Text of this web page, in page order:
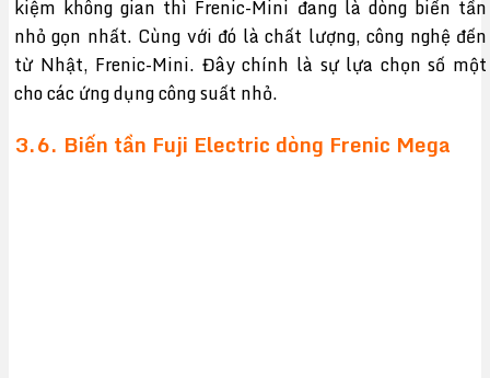
kiệm không gian thì Frenic-Mini đang là dòng biến tần
nhỏ gọn nhất. Cùng với đó là chất lượng, công nghệ đến
từ Nhật, Frenic-Mini. Đây chính là sự lựa chọn số một
cho các ứng dụng công suất nhỏ.
3.6. Biến tần Fuji Electric dòng Frenic Mega